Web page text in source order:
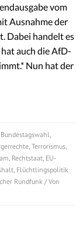
vom
Ausnahme der
Dabei handelt es
auch die AfD-
Nun hat der
Bundestagswahl,
, Terrorismus,
, Rechtstaat, EU-
, Flüchtlingspolitik
Rundfunk / Von